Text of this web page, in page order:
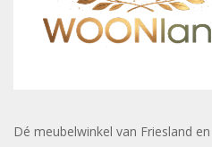
Dé meubelwinkel van Friesland